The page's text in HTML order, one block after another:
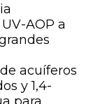
AOP a
acuíferos
y 1,4-